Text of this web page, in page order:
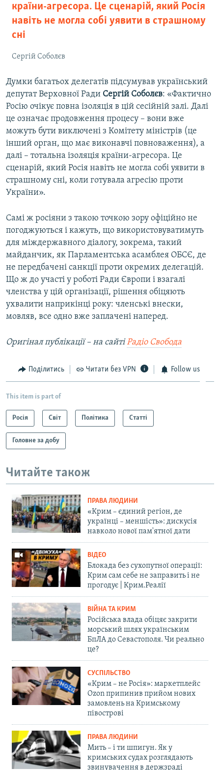
країни-агресора. Це сценарій, який Росія
навіть не могла собі уявити в страшному
сні
Сергій Соболєв
Думки багатьох делегатів підсумував український
депутат Верховної Ради Сергій Соболєв: «Фактично
Росію очікує повна ізоляція в цій сесійній залі. Далі
це означає продовження процесу – вони вже
можуть бути виключені з Комітету міністрів (це
інший орган, що має виконавчі повноваження), а
далі – тотальна ізоляція країни-агресора. Це
сценарій, який Росія навіть не могла собі уявити в
страшному сні, коли готувала агресію проти
України».
Самі ж росіяни з такою точкою зору офіційно не
погоджуються і кажуть, що використовуватимуть
для міждержавного діалогу, зокрема, такий
майданчик, як Парламентська асамблея ОБСЄ, де
не передбачені санкції проти окремих делегацій.
Що ж до участі у роботі Ради Європи і взагалі
членства у цій організації, рішення обіцяють
ухвалити наприкінці року: членські внески,
мовляв, все одно вже заплачені наперед.
Оригінал публікації – на сайтіРадіо Свобода
Поділитись Читати без VPN Follow us
This item is part of
Росія Світ Політика Статті
Головне за добу
Читайте також
ПРАВА ЛЮДИНИ
«Крим – єдиний регіон, де
українці – меншість»: дискусія
навколо нової пам'ятної дати
ВІДЕО
Блокада без сухопутної операції:
Крим сам себе не заправить і не
прогодує | Крим.Реалії
ВІЙНА ТА КРИМ
Російська влада обіцяє закрити
морський шлях українським
БпЛА до Севастополя. Чи реально
це?
СУСПІЛЬСТВО
«Крим – не Росія»: маркетплейс
Ozon припинив прийом нових
замовлень на Кримському
півострові
ПРАВА ЛЮДИНИ
Мить – і ти шпигун. Як у
кримських судах розглядають
звинувачення в держзраді